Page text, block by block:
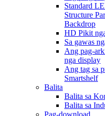
Standard
Structure
Backdrop
HD Pikit
Sa gawas
Ang pag-
nga display
Ang tag sa
Smartshelf
Balita
Balita sa
Balita sa
Pag-download